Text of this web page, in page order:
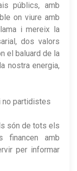
públics, amb
on viure amb
i mereix la
dos valors
el baluard de la
nostra energia,
no partidistes
són de tots els
financen amb
per informar